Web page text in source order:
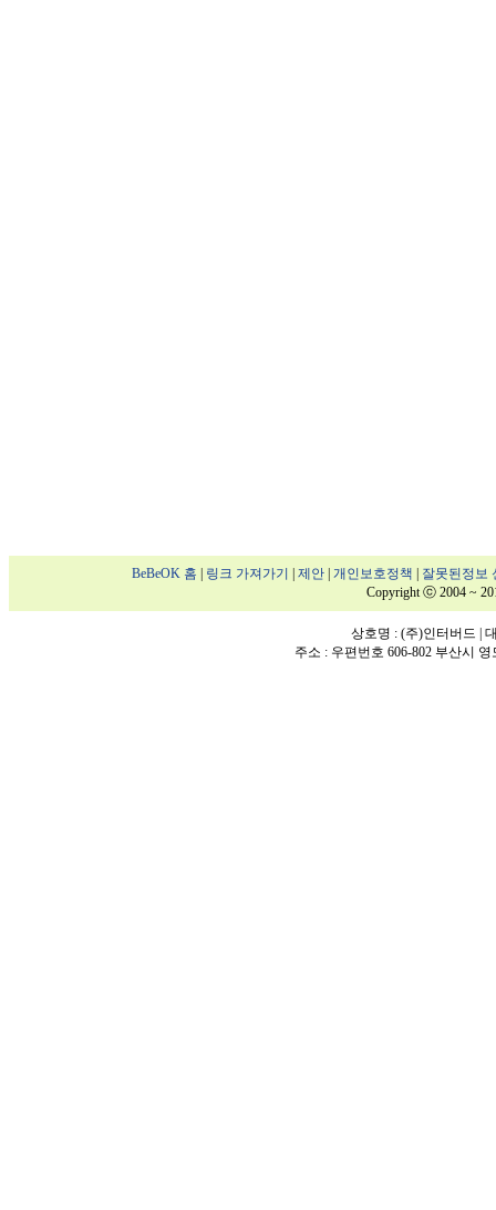
BeBeOK 홈 링크 가져가기 제안| 개인보호정책
잘못된정보
Copyright ⓒ 2004 ~
상호명 : (주)인터버드 |
주소 : 우편번호 606-802 부산시